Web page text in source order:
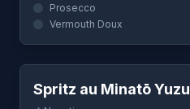
Prosecco
Vermouth Doux
Spritz au Minatō Yuzu